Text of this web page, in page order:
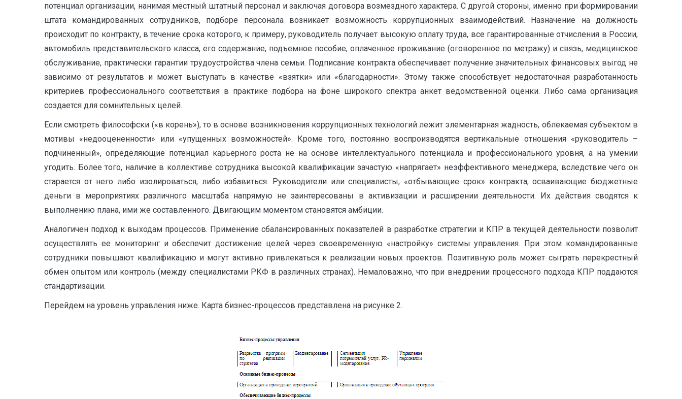
потенциал организации, нанимая местный штатный персонал и заключая договора возмездного характера. С другой стороны, именно при формировании
штата командированных сотрудников, подборе персонала возникает возможность коррупционных взаимодействий. Назначение на должность
происходит по контракту, в течение срока которого, к примеру, руководитель получает высокую оплату труда, все гарантированные отчисления в России,
автомобиль представительского класса, его содержание, подъемное пособие, оплаченное проживание (оговоренное по метражу) и связь, медицинское
обслуживание, практически гарантии трудоустройства члена семьи. Подписание контракта обеспечивает получение значительных финансовых выгод не
зависимо от результатов и может выступать в качестве «взятки» или «благодарности». Этому также способствует недостаточная разработанность
критериев профессионального соответствия в практике подбора на фоне широкого спектра анкет ведомственной оценки. Либо сама организация
создается для сомнительных целей.
Если смотреть философски («в корень»), то в основе возникновения коррупционных технологий лежит элементарная жадность, облекаемая субъектом в
мотивы «недооцененности» или «упущенных возможностей». Кроме того, постоянно воспроизводятся вертикальные отношения «руководитель –
подчиненный», определяющие потенциал карьерного роста не на основе интеллектуального потенциала и профессионального уровня, а на умении
угодить. Более того, наличие в коллективе сотрудника высокой квалификации зачастую «напрягает» неэффективного менеджера, вследствие чего он
старается от него либо изолироваться, либо избавиться. Руководители или специалисты, «отбывающие срок» контракта, осваивающие бюджетные
деньги в мероприятиях различного масштаба напрямую не заинтересованы в активизации и расширении деятельности. Их действия сводятся к
выполнению плана, ими же составленного. Двигающим моментом становятся амбиции.
Аналогичен подход к выходам процессов. Применение сбалансированных показателей в разработке стратегии и КПР в текущей деятельности позволит
осуществлять ее мониторинг и обеспечит достижение целей через своевременную «настройку» системы управления. При этом командированные
сотрудники повышают квалификацию и могут активно привлекаться к реализации новых проектов. Позитивную роль может сыграть перекрестный
обмен опытом или контроль (между специалистами РКФ в различных странах). Немаловажно, что при внедрении процессного подхода КПР поддаются
стандартизации.
Перейдем на уровень управления ниже. Карта бизнес-процессов представлена на рисунке 2.